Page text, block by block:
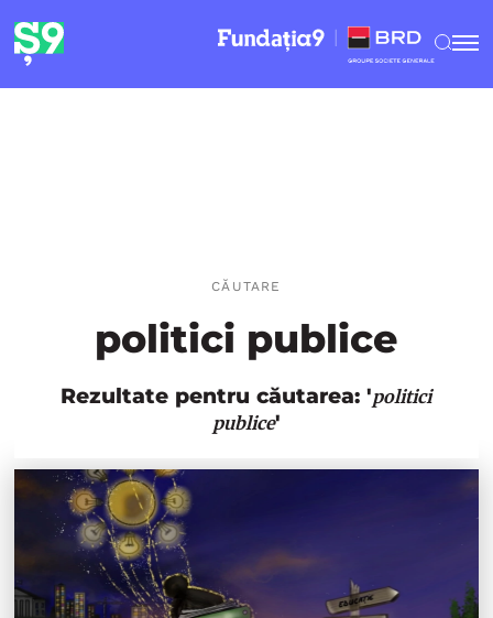
CĂUTARE
politici publice
Rezultate pentru căutarea: 'politici
publice'